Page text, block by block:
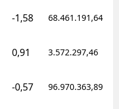
-1,58 68.461.191,64
0,91 3.572.297,46
-0,57 96.970.363,89